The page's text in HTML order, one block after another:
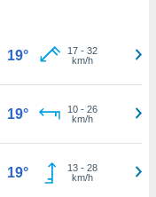
19° 17- 32
km/h
19° 10- 26
km/h
19° 13- 28
km/h